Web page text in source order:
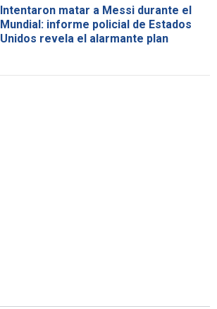
Intentaron matar a Messi durante el
Mundial: informe policial de Estados
Unidos revela el alarmante plan